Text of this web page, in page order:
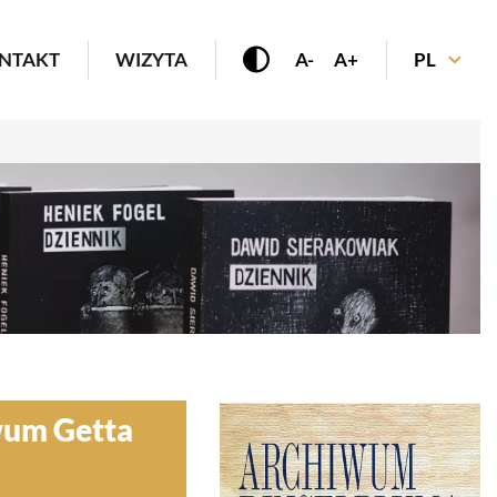
WIZYTA A- A+ PL
Getta